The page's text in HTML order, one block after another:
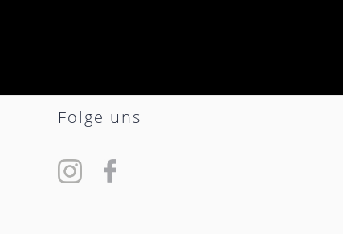
Folge uns